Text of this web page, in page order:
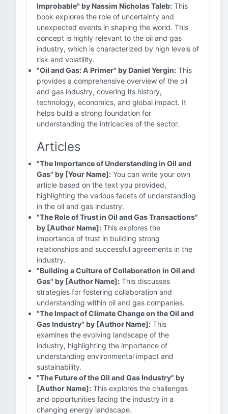
Improbable" by Nassim Nicholas Taleb: This
book explores the role of uncertainty and
unexpected events in shaping the world. This
concept is highly relevant to the oil and gas
industry, which is characterized by high levels of
risk and volatility.
"Oil and Gas: A Primer" by Daniel Yergin: This
provides a comprehensive overview of the oil
and gas industry, covering its history,
technology, economics, and global impact. It
helps build a strong foundation for
understanding the intricacies of the sector.
Articles
"The Importance of Understanding in Oil and
Gas" by [Your Name]: You can write your own
article based on the text you provided,
highlighting the various facets of understanding
in the oil and gas industry.
"The Role of Trust in Oil and Gas Transactions"
by [Author Name]: This explores the
importance of trust in building strong
relationships and successful agreements in the
industry.
"Building a Culture of Collaboration in Oil and
Gas" by [Author Name]: This discusses
strategies for fostering collaboration and
understanding within oil and gas companies.
"The Impact of Climate Change on the Oil and
Gas Industry" by [Author Name]: This
examines the evolving landscape of the
industry, highlighting the importance of
understanding environmental impact and
sustainability.
"The Future of the Oil and Gas Industry" by
[Author Name]: This explores the challenges
and opportunities facing the industry in a
changing energy landscape.